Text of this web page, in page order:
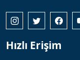
Hızlı Erişim